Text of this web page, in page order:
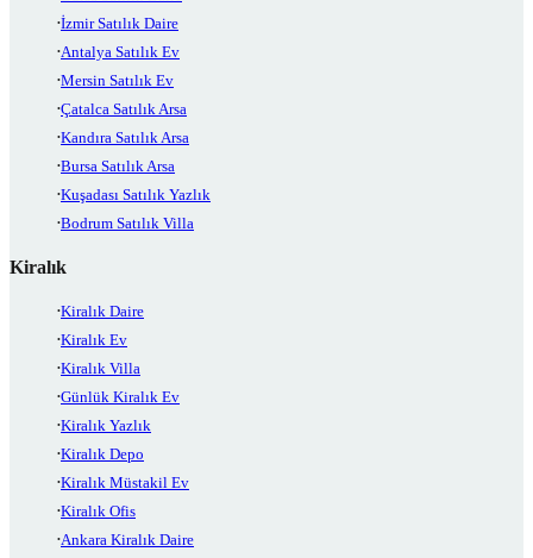
İzmir Satılık Daire
Antalya Satılık Ev
Mersin Satılık Ev
Çatalca Satılık Arsa
Kandıra Satılık Arsa
Bursa Satılık Arsa
Kuşadası Satılık Yazlık
Bodrum Satılık Villa
Kiralık
Kiralık Daire
Kiralık Ev
Kiralık Villa
Günlük Kiralık Ev
Kiralık Yazlık
Kiralık Depo
Kiralık Müstakil Ev
Kiralık Ofis
Ankara Kiralık Daire